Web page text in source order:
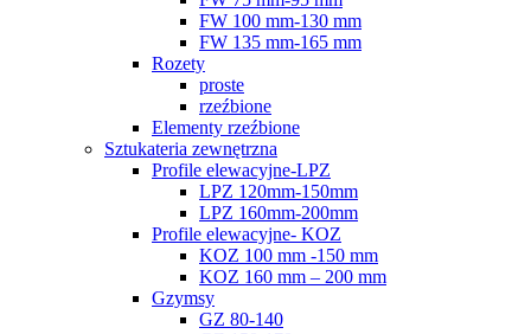
FW 100 mm-130 mm
FW 135 mm-165 mm
Rozety
proste
rzeźbione
Elementy rzeźbione
Sztukateria zewnętrzna
Profile elewacyjne-LPZ
LPZ 120mm-150mm
LPZ 160mm-200mm
Profile elewacyjne- KOZ
KOZ 100 mm -150 mm
KOZ 160 mm – 200 mm
Gzymsy
GZ 80-140